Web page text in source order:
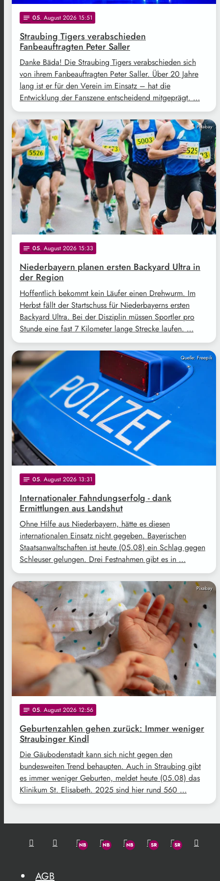
notes 05. August 2026 15:51
Straubing Tigers verabschieden
Fanbeauftragten Peter Saller
Danke Bäda! Die Straubing Tigers verabschieden sich
von ihrem Fanbeauftragten Peter Saller. Über 20 Jahre
lang ist er für den Verein im Einsatz – hat die
Entwicklung der Fanszene entscheidend mitgeprägt. …
Pixabay
notes 05. August 2026 15:33
Niederbayern planen ersten Backyard Ultra in
der Region
Hoffentlich bekommt kein Läufer einen Drehwurm. Im
Herbst fällt der Startschuss für Niederbayerns ersten
Backyard Ultra. Bei der Disziplin müssen Sportler pro
Stunde eine fast 7 Kilometer lange Strecke laufen. …
Quelle: Freepik
notes 05. August 2026 13:31
Internationaler Fahndungserfolg - dank
Ermittlungen aus Landshut
Ohne Hilfe aus Niederbayern, hätte es diesen
internationalen Einsatz nicht gegeben. Bayerischen
Staatsanwaltschaften ist heute (05.08) ein Schlag gegen
Schleuser gelungen. Drei Festnahmen gibt es in …
Pixabay
notes 05. August 2026 12:56
Geburtenzahlen gehen zurück: Immer weniger
Straubinger Kindl
Die Gäubodenstadt kann sich nicht gegen den
bundesweiten Trend behaupten. Auch in Straubing gibt
es immer weniger Geburten, meldet heute (05.08) das
Klinikum St. Elisabeth. 2025 sind hier rund 560 …
AGB